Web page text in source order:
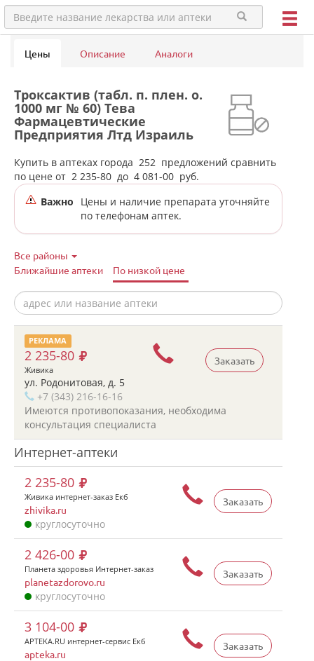
Цены Описание Аналоги
Троксактив (табл. п. плен. о.
1000 мг № 60) Тева
Фармацевтические
Предприятия Лтд Израиль
Тева Оперейшнс Поланд Сп. з
о.о Польша в аптеках города
Екатеринбурга
Купить в аптеках города 252 предложений сравнить
по цене от 2 235-80 до 4 081-00 руб.
Важно
Цены и наличие препарата уточняйте
по телефонам аптек.
Все районы
Ближайшие аптеки
По низкой цене
РЕКЛАМА
Заказать
2 235-80
Живика
ул. Родонитовая, д. 5
+7 (343) 216-16-16
Имеются противопоказания, необходима
консультация специалиста
Интернет-аптеки
Заказать
2 235-80
Живика интернет-заказ Екб
zhivika.ru
круглосуточно
Заказать
2 426-00
Планета здоровья Интернет-заказ
planetazdorovo.ru
круглосуточно
Заказать
3 104-00
APTEKA.RU интернет-сервис Екб
apteka.ru